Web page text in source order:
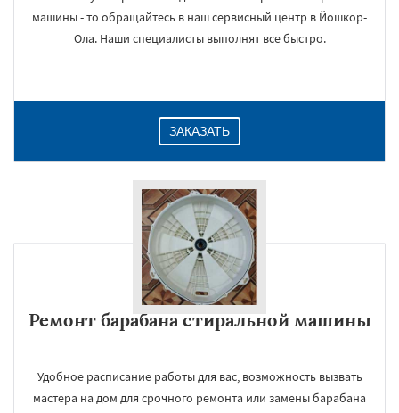
машины - то обращайтесь в наш сервисный центр в Йошкор-
Ола. Наши специалисты выполнят все быстро.
ЗАКАЗАТЬ
Ремонт барабана стиральной машины
Удобное расписание работы для вас, возможность вызвать
мастера на дом для срочного ремонта или замены барабана